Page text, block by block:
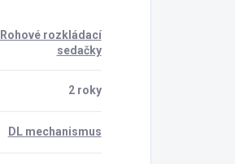
Rohové rozkládací
sedačky
2 roky
DL mechanismus